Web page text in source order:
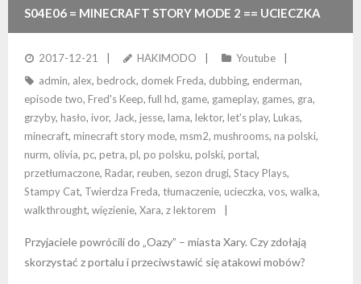
S04E06 = MINECRAFT STORY MODE 2 == UCIECZKA
PORTALEM
2017-12-21 HAKIMODO
Youtube
admin, alex, bedrock, domek Freda, dubbing, enderman,
episode two, Fred's Keep, full hd, game, gameplay, games, gra,
grzyby, hasło, ivor, Jack, jesse, lama, lektor, let's play, Lukas,
minecraft, minecraft story mode, msm2, mushrooms, na polski,
nurm, olivia, pc, petra, pl, po polsku, polski, portal,
przetłumaczone, Radar, reuben, sezon drugi, Stacy Plays,
Stampy Cat, Twierdza Freda, tłumaczenie, ucieczka, vos, walka,
walkthrought, więzienie, Xara, z lektorem
Przyjaciele powrócili do „Oazy” – miasta Xary. Czy zdołają
skorzystać z portalu i przeciwstawić się atakowi mobów?